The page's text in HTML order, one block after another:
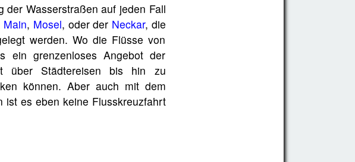
der Wasserstraßen auf jeden Fall
Main, Mosel, oder der Neckar, die
werden. Wo die Flüsse von
ein grenzenloses Angebot der
über Städtereisen bis hin zu
können. Aber auch mit dem
ist es eben keine Flusskreuzfahrt